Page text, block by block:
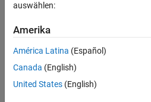
Program Management
Release Engineering
User Experience
Web Applications and Services
Derzeit
es
keine
offenen
Stellen,
auswählen:
Amerika
América Latina (Español)
Canada (English)
United States (English)